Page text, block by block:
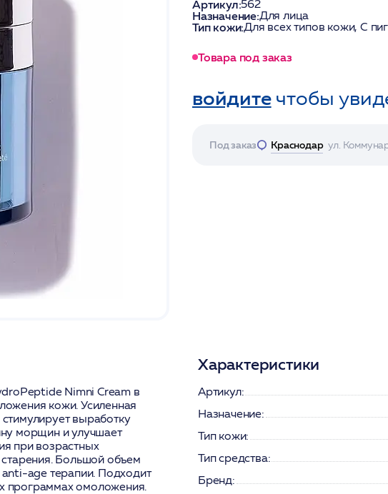
Артикул:562
Назначение:Для лица
Тип кожи:Для всех типов кожи, С
Товара под заказ
войдитечтобы
Под заказ Краснодар ул.
Nimni Cream в
кожи. Усиленная
выработку
морщин и улучшает
при возрастных
старения. Большой объем
age терапии. Подходит
программах омоложения.
Характеристики
Артикул:
Назначение:
Тип кожи:
Тип средства:
Бренд: